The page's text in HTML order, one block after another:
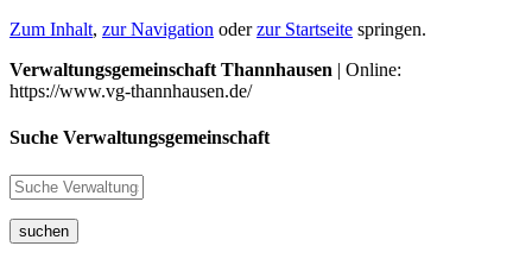
Zum Inhalt, zur Navigation oderzur Startseite springen.
Verwaltungsgemeinschaft Thannhausen | Online:
https://www.vg-thannhausen.de/
Suche Verwaltungsgemeinschaft
suchen